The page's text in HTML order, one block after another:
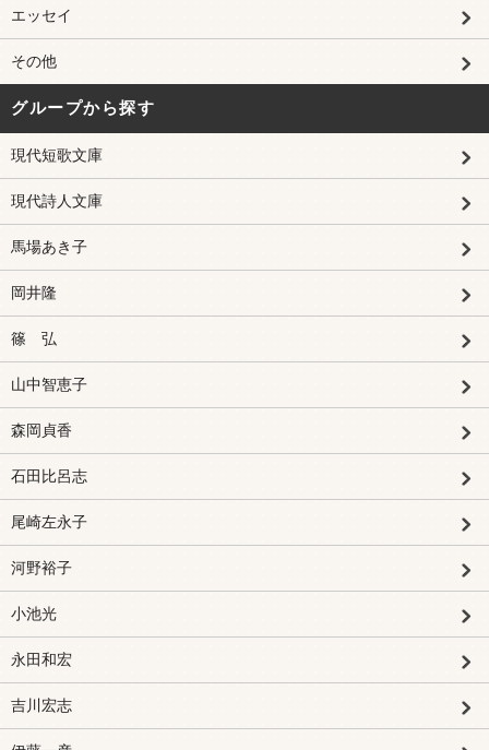
エッセイ
その他
グループから探す
現代短歌文庫
現代詩人文庫
馬場あき子
岡井隆
篠 弘
山中智恵子
森岡貞香
石田比呂志
尾崎左永子
河野裕子
小池光
永田和宏
吉川宏志